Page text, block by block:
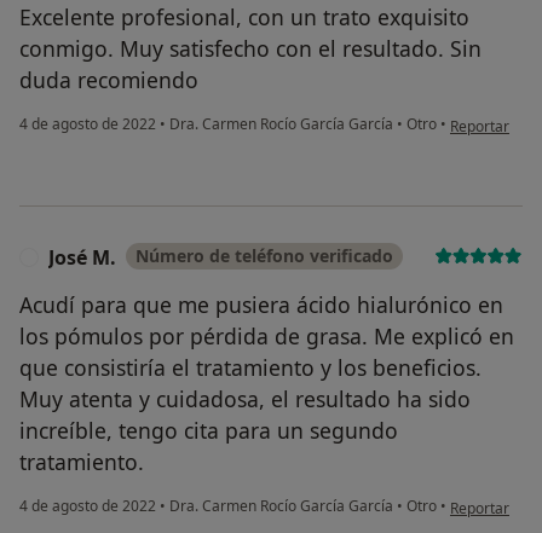
Excelente profesional, con un trato exquisito
conmigo. Muy satisfecho con el resultado. Sin
duda recomiendo
4 de agosto de 2022 • Dra. Carmen Rocío García García • Otro • en opinión
Reportar
José M. Número de teléfono verificado
Acudí para que me pusiera ácido hialurónico en
los pómulos por pérdida de grasa. Me explicó en
que consistiría el tratamiento y los beneficios.
Muy atenta y cuidadosa, el resultado ha sido
increíble, tengo cita para un segundo
tratamiento.
4 de agosto de 2022 • Dra. Carmen Rocío García García • Otro • en opinión
Reportar